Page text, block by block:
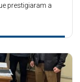
prestigiaram a